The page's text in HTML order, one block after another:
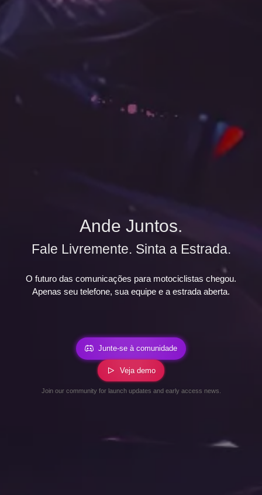
Ande Juntos.
Fale Livremente. Sinta a Estrada.
O futuro das comunicações para motociclistas chegou.
Apenas seu telefone, sua equipe e a estrada aberta.
Junte-se à comunidade
Veja demo
Join our community for launch updates and early access news.